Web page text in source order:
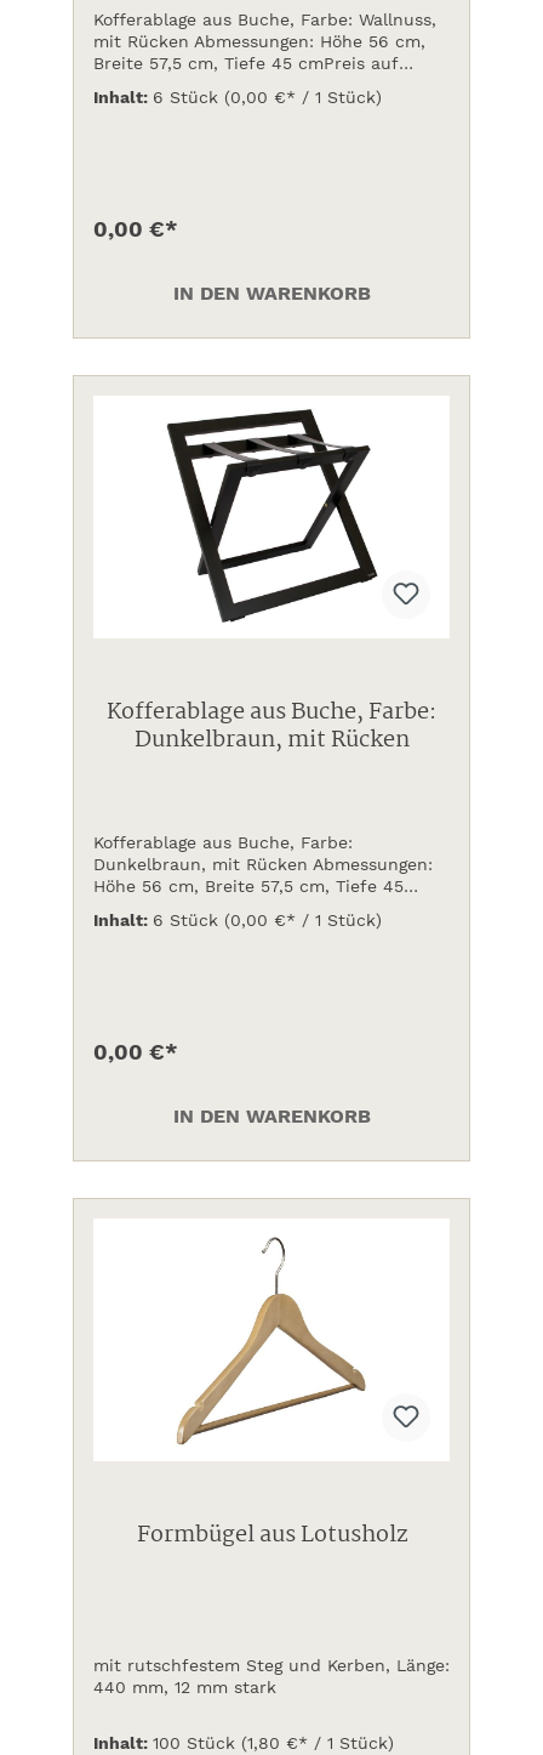
Kofferablage aus Buche, Farbe: Wallnuss,
mit Rücken Abmessungen: Höhe 56 cm,
Breite 57,5 cm, Tiefe 45 cmPreis auf
Inhalt: 6 Stück (0,00 €* / 1 Stück)
0,00 €*
IN DEN WARENKORB
Kofferablage aus Buche, Farbe:
Dunkelbraun, mit Rücken
Kofferablage aus Buche, Farbe:
Dunkelbraun, mit Rücken Abmessungen:
Höhe 56 cm, Breite 57,5 cm, Tiefe 45
cmPreis auf Anfrage
Inhalt: 6 Stück (0,00 €* / 1 Stück)
0,00 €*
IN DEN WARENKORB
Formbügel aus Lotusholz
mit rutschfestem Steg und Kerben, Länge:
440 mm, 12 mm stark
Inhalt: 100 Stück (1,80 €* / 1 Stück)